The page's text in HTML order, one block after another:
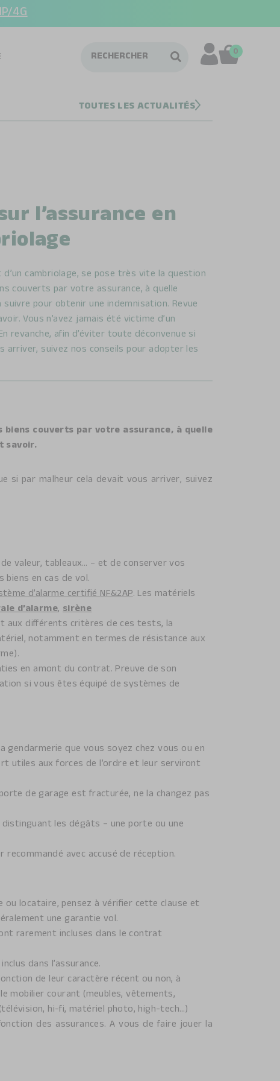
4G
0
TOUTES LES ACTUALITÉS
l’assurance en
cambriolage, se pose très vite la question
couverts par votre assurance, à quelle
pour obtenir une indemnisation. Revue
Vous n’avez jamais été victime d’un
revanche, afin d’éviter toute déconvenue si
arriver, suivez nos conseils pour adopter les
couverts par votre assurance, à quelle
savoir.
si par malheur cela devait vous arriver, suivez
valeur, tableaux… – et de conserver vos
en cas de vol.
d’alarme certifié NF&2AP. Les matériels
d’alarme, sirène
aux différents critères de ces tests, la
notamment en termes de résistance aux
en amont du contrat. Preuve de son
si vous êtes équipé de systèmes de
gendarmerie que vous soyez chez vous ou en
utiles aux forces de l’ordre et leur serviront
de garage est fracturée, ne la changez pas
les dégâts – une porte ou une
avec accusé de réception.
locataire, pensez à vérifier cette clause et
une garantie vol.
rarement incluses dans le contrat
dans l’assurance.
de leur caractère récent ou non, à
mobilier courant (meubles, vêtements,
hi-fi, matériel photo, high-tech…)
des assurances. A vous de faire jouer la